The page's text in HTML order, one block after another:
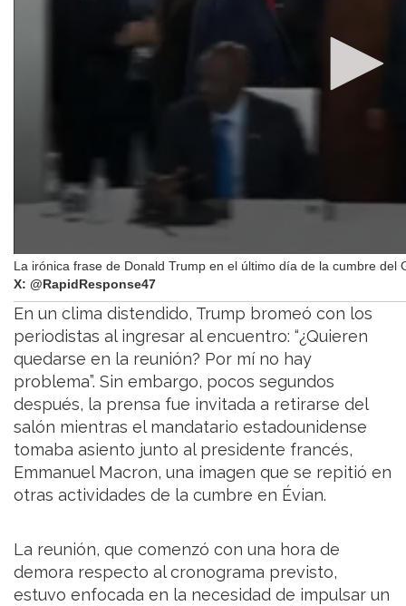
La irónica frase de Donald Trump en el último día de la cumbre del
X: @RapidResponse47
En un clima distendido, Trump bromeó con los
periodistas al ingresar al encuentro: “¿Quieren
quedarse en la reunión? Por mí no hay
problema”. Sin embargo, pocos segundos
después, la prensa fue invitada a retirarse del
salón mientras el mandatario estadounidense
tomaba asiento junto al presidente francés,
Emmanuel Macron, una imagen que se repitió en
otras actividades de la cumbre en Évian.
La reunión, que comenzó con una hora de
demora respecto al cronograma previsto,
estuvo enfocada en la necesidad de impulsar un